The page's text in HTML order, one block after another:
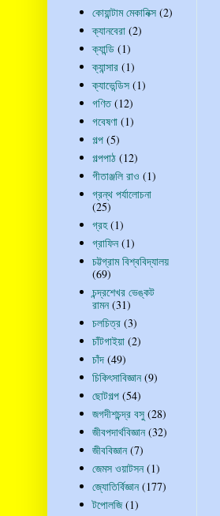
কোয়ান্টাম মেকানিক্স (2)
ক্যানবেরা (2)
ক্যান্ডি (1)
ক্যান্সার (1)
ক্যাভেন্ডিস (1)
গণিত (12)
গবেষণা (1)
গল্প (5)
গল্পপাঠ (12)
গীতাঞ্জলি রাও (1)
গ্রন্থ পর্যালোচনা
(25)
গ্রহ (1)
গ্রাফিন (1)
চট্টগ্রাম বিশ্ববিদ্যালয়
(69)
চন্দ্রশেখর ভেঙ্কট
রামন (31)
চলচিত্র (3)
চাঁটগাইয়া (2)
চাঁদ (49)
চিকিৎসাবিজ্ঞান (9)
ছোটগল্প (54)
জগদীশচন্দ্র বসু (28)
জীবপদার্থবিজ্ঞান (32)
জীববিজ্ঞান (7)
জেমস ওয়াটসন (1)
জ্যোতির্বিজ্ঞান (177)
টপোলজি (1)